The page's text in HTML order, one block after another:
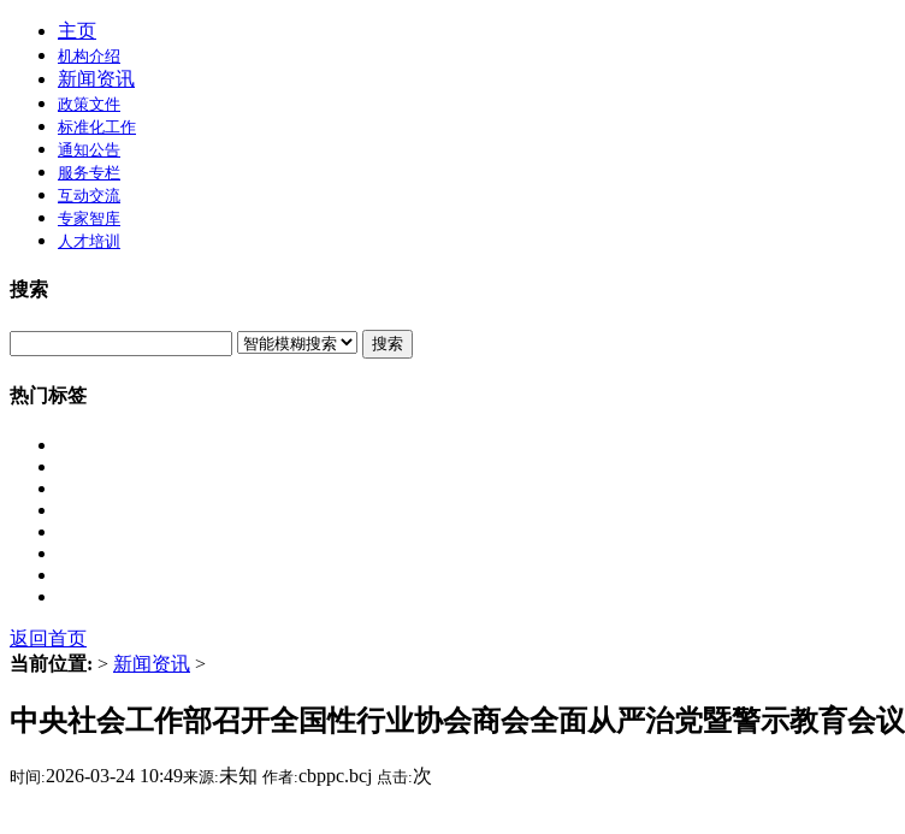
主页
机构介绍
新闻资讯
政策文件
标准化工作
通知公告
服务专栏
互动交流
专家智库
人才培训
搜索
搜索
热门标签
返回首页
当前位置: > 新闻资讯 >
中央社会工作部召开全国性行业协会商会全面从严治党暨警示教育会议
时间:2026-03-24 10:49来源:未知 作者:cbppc.bcj 点击:次